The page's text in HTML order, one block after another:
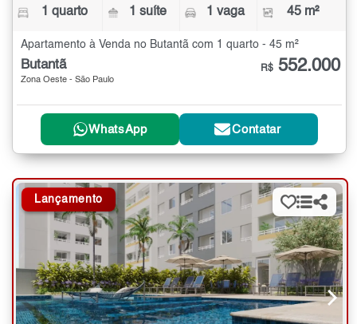
1 quarto 1 suíte 1 vaga 45 m²
Apartamento à Venda no Butantã com 1 quarto - 45 m²
Butantã
Zona Oeste - São Paulo
R$ 552.000
WhatsApp Contatar
Lançamento